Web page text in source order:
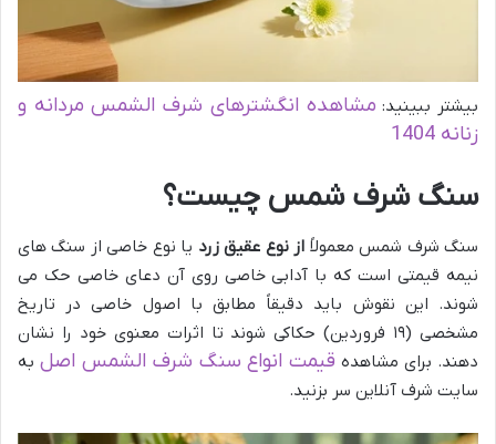
بیشتر ببینید: مشاهده انگشترهای شرف الشمس مردانه و
زنانه 1404
سنگ شرف شمس چیست؟
سنگ شرف شمس معمولاً از نوع عقیق زرد یا نوع خاصی از سنگ های
نیمه قیمتی است که با آدابی خاصی روی آن دعای خاصی حک می
شوند. این نقوش باید دقیقاً مطابق با اصول خاصی در تاریخ
مشخصی (۱۹ فروردین) حکاکی شوند تا اثرات معنوی خود را نشان
دهند. برای مشاهده قیمت انواع سنگ شرف الشمس اصل به
سایت شرف آنلاین سر بزنید.